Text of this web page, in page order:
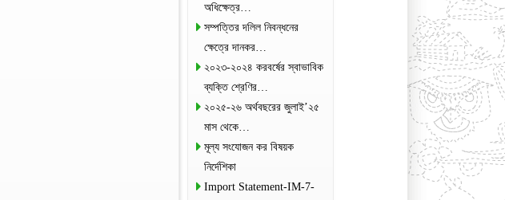
অধিক্ষেত্র…
সম্পত্তির দলিল নিবন্ধনের
ক্ষেত্রে দানকর…
২০২৩-২০২৪ করবর্ষের স্বাভাবিক
ব্যক্তি শ্রেণির…
২০২৫-২৬ অর্থবছরের জুলাই’২৫
মাস থেকে…
মূল্য সংযোজন কর বিষয়ক
নির্দেশিকা
Import Statement-IM-7-